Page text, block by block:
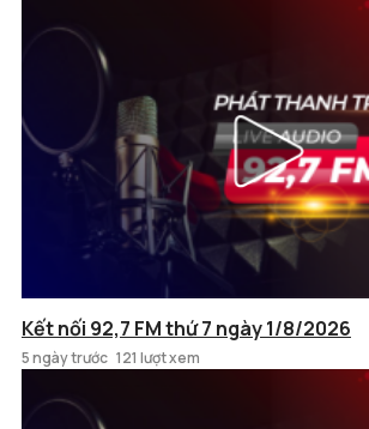
Kết nối 92,7 FM thứ 7 ngày 1/8/2026
5 ngày trước 121 lượt xem